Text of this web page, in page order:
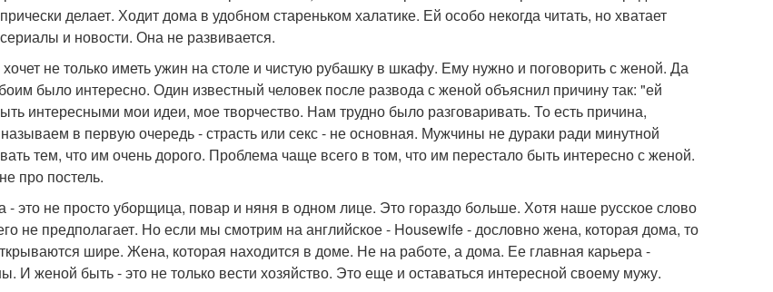
делает. Ходит дома в удобном стареньком халатике. Ей особо некогда читать, но хватает
и новости. Она не развивается.
не только иметь ужин на столе и чистую рубашку в шкафу. Ему нужно и поговорить с женой. Да
было интересно. Один известный человек после развода с женой объяснил причину так: "ей
интересными мои идеи, мое творчество. Нам трудно было разговаривать. То есть причина,
в первую очередь - страсть или секс - не основная. Мужчины не дураки ради минутной
тем, что им очень дорого. Проблема чаще всего в том, что им перестало быть интересно с женой.
про постель.
- это не просто уборщица, повар и няня в одном лице. Это гораздо больше. Хотя наше русское слово
не предполагает. Но если мы смотрим на английское - Housewife - дословно жена, которая дома, то
шире. Жена, которая находится в доме. Не на работе, а дома. Ее главная карьера -
И женой быть - это не только вести хозяйство. Это еще и оставаться интересной своему мужу.